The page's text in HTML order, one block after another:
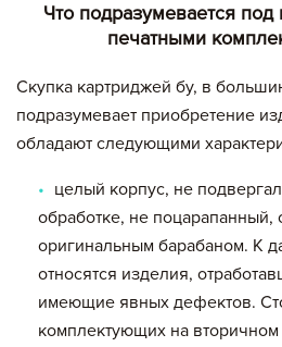
Что подразумевается
печатными
Скупка картриджей бу, в
подразумевает приобретение
обладают следующими
целый корпус, не
обработке, не
оригинальным барабаном. К
относятся изделия,
имеющие явных дефектов.
комплектующих на